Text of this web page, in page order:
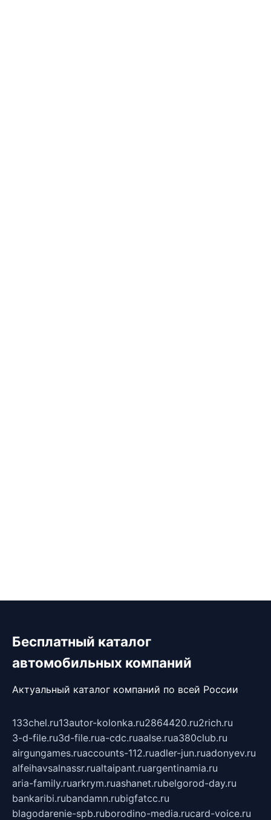
Бесплатный каталог
автомобильных компаний
Актуальный каталог компаний по всей России
133chel.ru13autor-kolonka.ru2864420.ru2rich.ru
3-d-file.ru3d-file.rua-cdc.ruaalse.rua380club.ru
airgungames.ruaccounts-112.ruadler-jun.ruadonyev.ru
alfeihavsalnassr.rualtaipant.ruargentinamia.ru
aria-family.ruarkrym.ruashanet.rubelgorod-day.ru
bankaribi.rubandamn.rubigfatcc.ru
blagodarenie-spb.ruborodino-media.rucard-voice.ru